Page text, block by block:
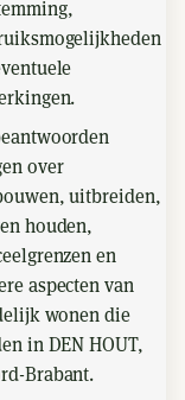
over
uitbreiden,
houden,
en
aspecten van
wonen die
in DEN HOUT,
Brabant.